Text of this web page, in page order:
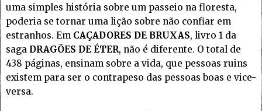
uma simples história sobre um passeio na floresta,
poderia se tornar uma lição sobre não confiar em
estranhos. Em CAÇADORES DE BRUXAS, livro 1 da
saga DRAGÕES DE ÉTER, não é diferente. O total de
438 páginas, ensinam sobre a vida, que pessoas ruins
existem para ser o contrapeso das pessoas boas e vice-
versa.